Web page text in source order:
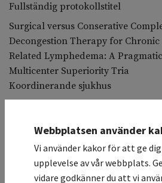
Fullständig protokollstitel
Surgical versus Conserative
Decongestion Therapy for Chronic
Related Lymphedema: A
Multicenter Superiority Tria
Koordinerande sjukhus
Studiesammanfattning
En Randomiserad studie mellan
Webbplatsen använder
Vi använder kakor för att ge
upplevelse av vår webbplats.
vidare godkänner du att vi